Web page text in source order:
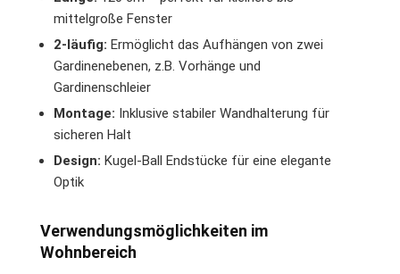
mittelgroße Fenster
2-läufig: Ermöglicht das Aufhängen von zwei
Gardinenebenen, z.B. Vorhänge und
Gardinenschleier
Montage: Inklusive stabiler Wandhalterung für
sicheren Halt
Design: Kugel-Ball Endstücke für eine elegante
Optik
Verwendungsmöglichkeiten im
Wohnbereich